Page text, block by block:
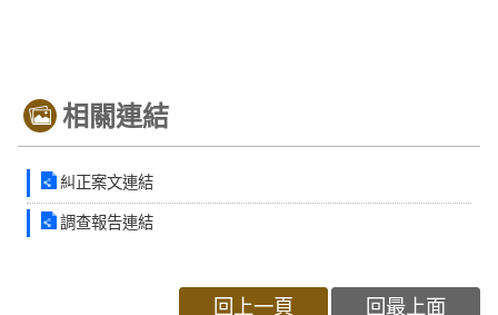
相關連結
糾正案文連結
調查報告連結
回上一頁 回最上面